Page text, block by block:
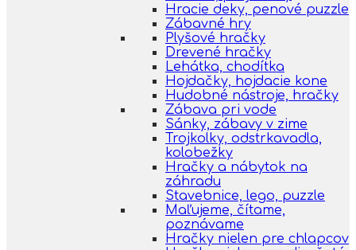
Hracie deky, penové puzzle
Zábavné hry
Plyšové hračky
Drevené hračky
Lehátka, chodítka
Hojdačky, hojdacie kone
Hudobné nástroje, hračky
Zábava pri vode
Sánky, zábavy v zime
Trojkolky, odstrkavadla,
kolobežky
Hračky a nábytok na
záhradu
Stavebnice, lego, puzzle
Maľujeme, čítame,
poznávame
Hračky nielen pre chlapcov